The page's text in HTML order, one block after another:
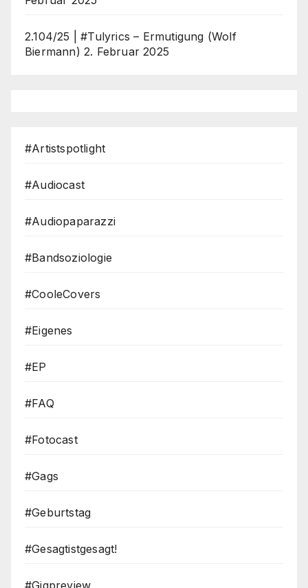
2.104/25 | #Tulyrics – Ermutigung (Wolf
Biermann) 2. Februar 2025
#Artistspotlight
#Audiocast
#Audiopaparazzi
#Bandsoziologie
#CooleCovers
#Eigenes
#EP
#FAQ
#Fotocast
#Gags
#Geburtstag
#Gesagtistgesagt!